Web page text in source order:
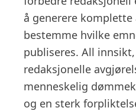
å generere
bestemme hvilke
publiseres. All
redaksjonelle
menneskelig
og en sterk